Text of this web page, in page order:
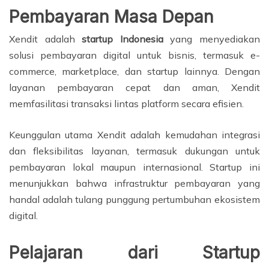
Pembayaran Masa Depan
Xendit adalahstartup Indonesiayang menyediakan
solusi pembayaran digital untuk bisnis, termasuk e-
commerce, marketplace, dan startup lainnya. Dengan
layanan pembayaran cepat dan aman, Xendit
memfasilitasi transaksi lintas platform secara efisien.
Keunggulan utama Xendit adalah kemudahan integrasi
dan fleksibilitas layanan, termasuk dukungan untuk
pembayaran lokal maupun internasional. Startup ini
menunjukkan bahwa infrastruktur pembayaran yang
handal adalah tulang punggung pertumbuhan ekosistem
digital.
Pelajaran dari Startup